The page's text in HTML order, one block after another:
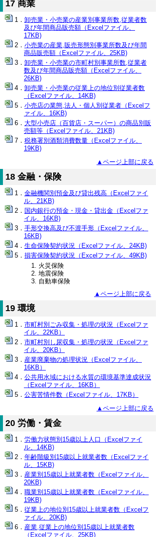
17 商業
卸売業・小売業の産業別事業所数,従業者数
及び年間商品販売額（Excelファイル、
17KB)
小売業の産業,販売形態別事業所数及び年間
商品販売額（Excelファイル、25KB)
卸売業・小売業の市町村別事業所数,従業者
数及び年間商品販売額（Excelファイル、
26KB)
卸売業・小売業の従業上の地位別従業者数
（Excelファイル、14KB)
小売店の業態,法人・個人別従業者（Excelフ
ァイル、16KB)
大型小売店（百貨店・スーパー）の商品別販
売額等（Excelファイル、21KB)
税務署別酒類消費数量（Excelファイル、
19KB)
▲ページ上部に戻る
18 金融・保険
金融機関別預金及び貸出残高（Excelファイ
ル、21KB)
国内銀行の預金・現金・貸出金（Excelファ
イル、16KB)
手形交換高及び不渡手形（Excelファイル、
16KB)
生命保険契約状況（Excelファイル、24KB)
損害保険契約状況（Excelファイル、49KB)
火災保険
地震保険
自動車保険
▲ページ上部に戻る
19 環境
市町村別ごみ収集・処理の状況（Excelファ
イル、22KB）
市町村別し尿収集・処理の状況（Excelファ
イル、20KB）
産業廃棄物の処理状況（Excelファイル、
16KB）
公共用水域における水質の環境基準達成状況
（Excelファイル、16KB）
公害苦情件数（Excelファイル、17KB）
▲ページ上部に戻る
20 労働・賃金
労働力状態別15歳以上人口（Excelファイ
ル、14KB)
年齢階級別15歳以上就業者数（Excelファイ
ル、15KB)
産業別15歳以上就業者数（Excelファイル、
20KB)
職業別15歳以上就業者数（Excelファイル、
19KB)
従業上の地位別15歳以上就業者数（Excelフ
ァイル、20KB)
産業,従業上の地位別15歳以上就業者数
（Excelファイル、25KB)